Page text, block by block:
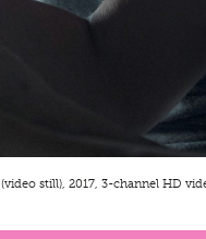
(video still), 2017, 3-channel HD